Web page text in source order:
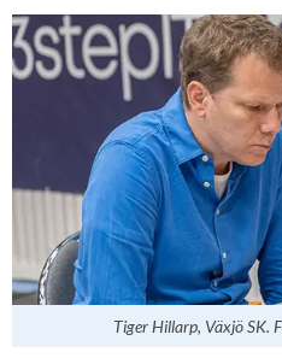
Tiger Hillarp, Växjö SK.